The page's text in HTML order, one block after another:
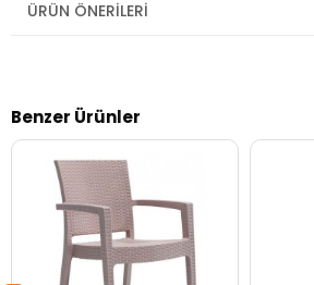
ÜRÜN ÖNERILERI
Benzer Ürünler